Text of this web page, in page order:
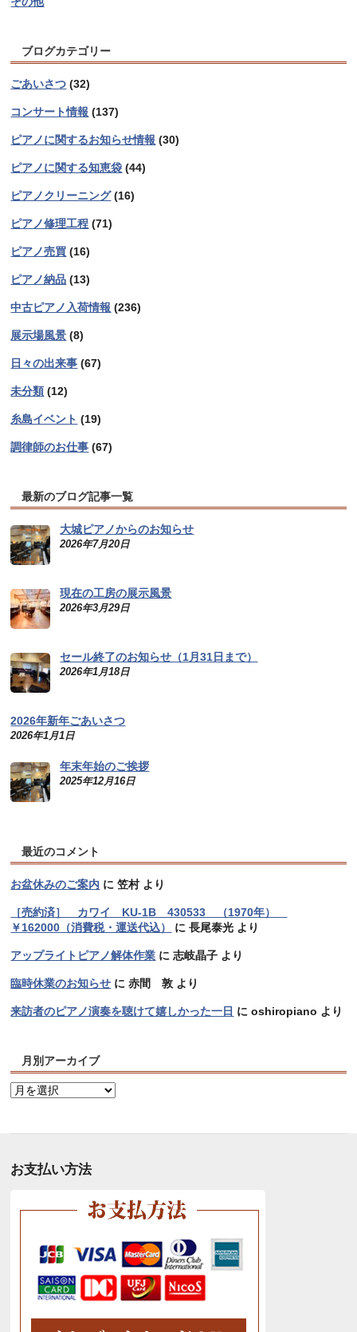
ブログカテゴリー
ごあいさつ (32)
コンサート情報 (137)
ピアノに関するお知らせ情報 (30)
ピアノに関する知恵袋 (44)
ピアノクリーニング(16)
ピアノ修理工程 (71)
ピアノ売買 (16)
ピアノ納品 (13)
中古ピアノ入荷情報 (236)
展示場風景 (8)
日々の出来事 (67)
未分類 (12)
糸島イベント (19)
調律師のお仕事 (67)
最新のブログ記事一覧
大城ピアノからのお知らせ
2026年7月20日
現在の工房の展示風景
2026年3月29日
セール終了のお知らせ（1月31日まで）
2026年1月18日
2026年新年ごあいさつ
2026年1月1日
年末年始のご挨拶
2025年12月16日
最近のコメント
お盆休みのご案内 に笠村より
［売約済］ カワイ KU-1B 430533 （1970年）
￥162000（消費税・運送代込）
に長尾泰光 より
アップライトピアノ解体作業 に志岐晶子 より
臨時休業のお知らせ に赤間 敦 より
来訪者のピアノ演奏を聴けて嬉しかった一日 にoshiropiano より
月別アーカイブ
月
カ
お支払い方法